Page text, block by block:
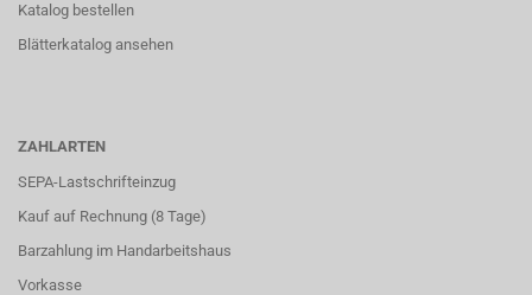
Katalog bestellen
Blätterkatalog ansehen
ZAHLARTEN
SEPA-Lastschrifteinzug
Kauf auf Rechnung (8 Tage)
Barzahlung im Handarbeitshaus
Vorkasse